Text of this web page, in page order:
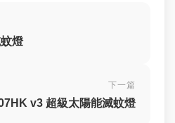
燈
下一篇
v3 超級太陽能滅蚊燈